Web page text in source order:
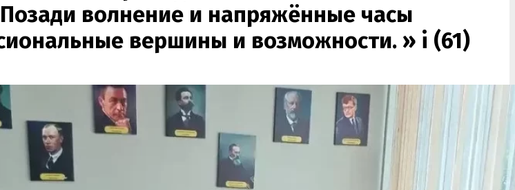
волнение и напряжённые часы
вершины и возможности. » i (61)